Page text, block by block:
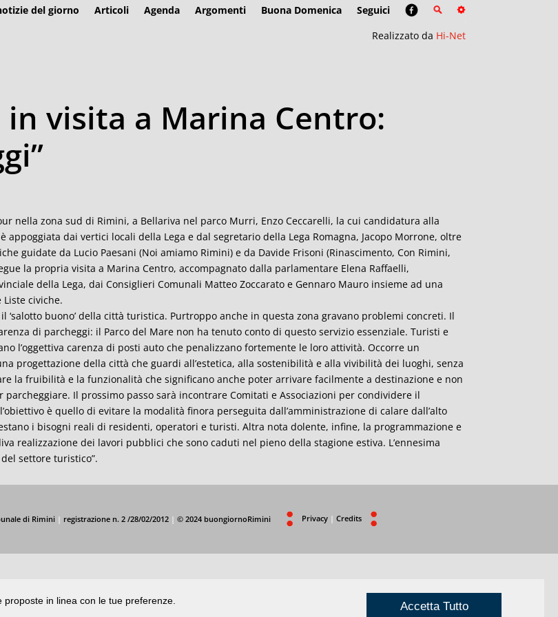
del giorno Articoli Agenda Argomenti Buona Domenica
Seguici
Realizzato da Hi-Net
in visita a Marina Centro:
nella zona sud di Rimini, a Bellariva nel parco Murri, Enzo Ceccarelli, la cui candidatura alla
appoggiata dai vertici locali della Lega e dal segretario della Lega Romagna, Jacopo Morrone, oltre
guidate da Lucio Paesani (Noi amiamo Rimini) e da Davide Frisoni (Rinascimento, Con Rimini,
la propria visita a Marina Centro, accompagnato dalla parlamentare Elena Raffaelli,
della Lega, dai Consiglieri Comunali Matteo Zoccarato e Gennaro Mauro insieme ad una
civiche.
‘salotto buono’ della città turistica. Purtroppo anche in questa zona gravano problemi concreti. Il
di parcheggi: il Parco del Mare non ha tenuto conto di questo servizio essenziale. Turisti e
l’oggettiva carenza di posti auto che penalizzano fortemente le loro attività. Occorre un
progettazione della città che guardi all’estetica, alla sostenibilità e alla vivibilità dei luoghi, senza
la fruibilità e la funzionalità che significano anche poter arrivare facilmente a destinazione e non
parcheggiare. Il prossimo passo sarà incontrare Comitati e Associazioni per condividere il
è quello di evitare la modalità finora perseguita dall’amministrazione di calare dall’alto
i bisogni reali di residenti, operatori e turisti. Altra nota dolente, infine, la programmazione e
realizzazione dei lavori pubblici che sono caduti nel pieno della stagione estiva. L’ennesima
settore turistico”.
di Rimini | registrazione n. 2 /28/02/2012 | © 2024 buongiornoRimini Privacy | Credits
in linea con le tue preferenze.
Accetta Tutto